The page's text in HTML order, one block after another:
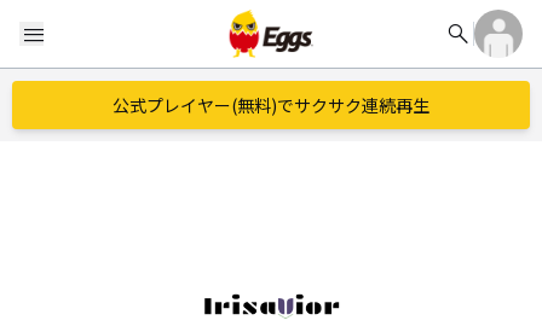
menu search
公式プレイヤー(無料)でサクサク連続再生